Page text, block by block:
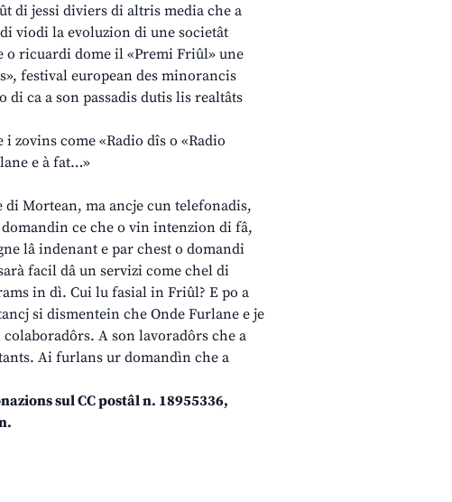
di jessi diviers di altris media che a
viodi la evoluzion di une societât
ricuardi dome il «Premi Friûl» une
festival european des minorancis
ca a son passadis dutis lis realtâts
zovins come «Radio dîs o «Radio
e à fat…»
Mortean, ma ancje cun telefonadis,
ce che o vin intenzion di fâ,
lâ indenant e par chest o domandi
facil dâ un servizi come chel di
in dì. Cui lu fasial in Friûl? E po a
si dismentein che Onde Furlane e je
A son lavoradôrs che a
Ai furlans ur domandìn che a
sul CC postâl n. 18955336,